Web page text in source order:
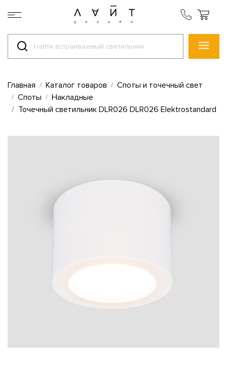
Главная Каталог товаров
Споты и точечный свет
Споты
Накладные
Точечный светильник DLR026 DLR026 Elektrostandard